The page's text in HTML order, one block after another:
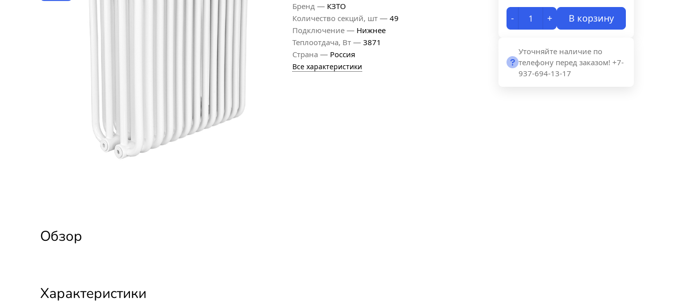
Бренд — КЗТО
Количество секций, шт — 49
Подключение — Нижнее
Теплоотдача, Вт — 3871
Страна — Россия
Все характеристики
- + В корзину
Уточняйте наличие по
телефону перед заказом! +7-
937-694-13-17
Обзор
Характеристики